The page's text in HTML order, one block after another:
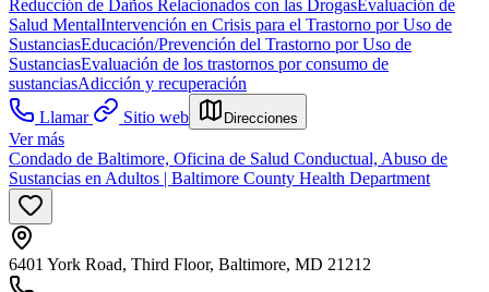
Reducción de Daños Relacionados con las DrogasEvaluación de
Salud MentalIntervención en Crisis para el Trastorno por Uso de
SustanciasEducación/Prevención del Trastorno por Uso de
SustanciasEvaluación de los trastornos por consumo de
sustanciasAdicción y recuperación
Llamar
Sitio web Direcciones
Ver más
Condado de Baltimore, Oficina de Salud Conductual, Abuso de
Sustancias en Adultos | Baltimore County Health Department
6401 York Road, Third Floor, Baltimore, MD 21212